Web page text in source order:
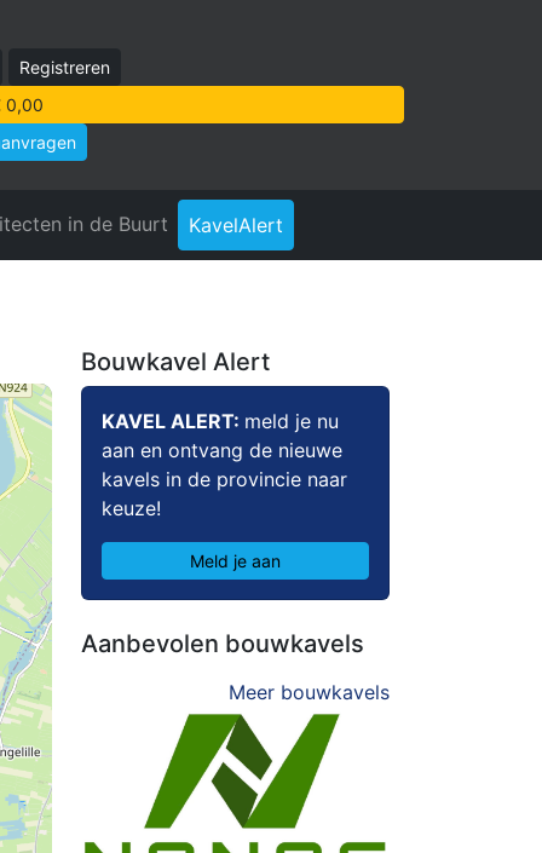
Registreren
0,00
in de Buurt KavelAlert
Bouwkavel Alert
KAVEL ALERT: meld je nu
aan en ontvang de nieuwe
kavels in de provincie naar
keuze!
Meld je aan
Aanbevolen bouwkavels
Meer bouwkavels